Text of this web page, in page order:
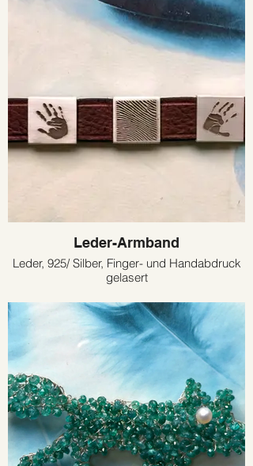
Leder-Armband
Leder, 925/ Silber, Finger- und Handabdruck
gelasert